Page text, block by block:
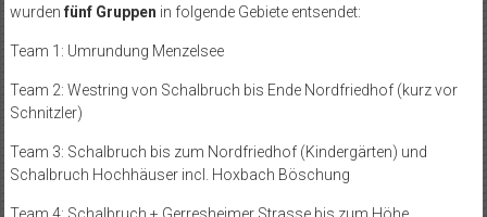
wurden fünf Gruppen in folgende Gebiete entsendet:
Team 1: Umrundung Menzelsee
Team 2: Westring von Schalbruch bis Ende Nordfriedhof (kurz vor
Schnitzler)
Team 3: Schalbruch bis zum Nordfriedhof (Kindergärten) und
Schalbruch Hochhäuser incl. Hoxbach Böschung